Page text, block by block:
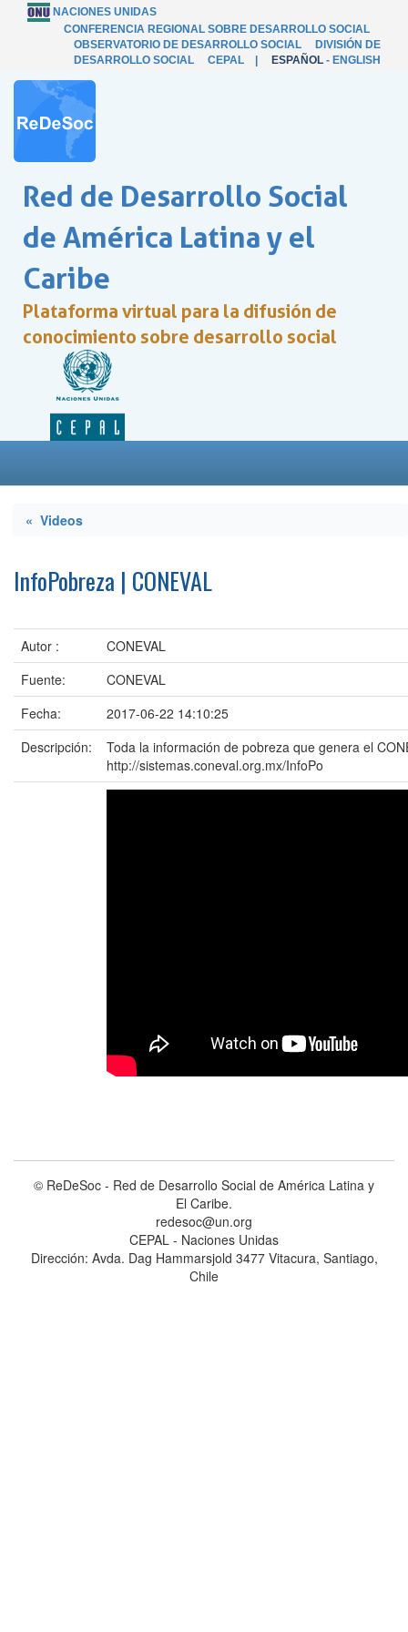
NACIONES UNIDAS
CONFERENCIA REGIONAL SOBRE DESARROLLO SOCIAL
OBSERVATORIO DE DESARROLLO SOCIAL
DIVISIÓN DE
DESARROLLO SOCIAL
CEPAL ESPAÑOL - ENGLISH
Red de Desarrollo Social
de América Latina y el
Caribe
Plataforma virtual para la difusión de
conocimiento sobre desarrollo social
« Videos
InfoPobreza | CONEVAL
Autor :
CONEVAL
Fuente:
CONEVAL
Fecha:
2017-06-22 14:10:25
Descripción:
Toda la información de pobreza que genera el
http://sistemas.coneval.org.mx/InfoPo
© ReDeSoc - Red de Desarrollo Social de América Latina y
El Caribe.
redesoc@un.org
CEPAL - Naciones Unidas
Dirección: Avda. Dag Hammarsjold 3477 Vitacura, Santiago,
Chile